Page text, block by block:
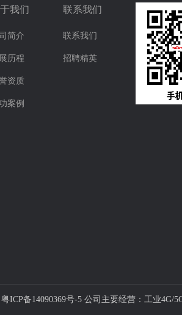
我们
简介
历程
资质
案例
联系我们
联系我们
招聘精英
粤ICP备14090369号-5 公司主要经营：工业4G/